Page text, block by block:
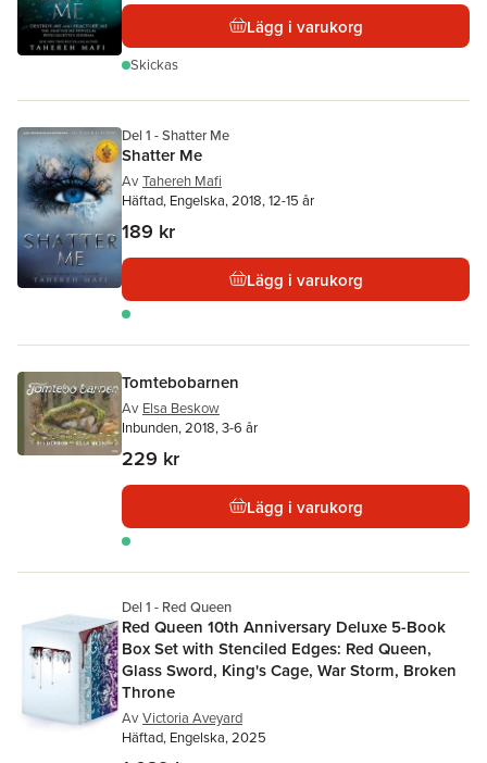
Lägg i varukorg
Skickas
Del 1 - Shatter Me
Shatter Me
Av Tahereh Mafi
Häftad, Engelska, 2018, 12-15 år
189 kr
Lägg i varukorg
Tomtebobarnen
Av Elsa Beskow
Inbunden, 2018, 3-6 år
229 kr
Lägg i varukorg
Del 1 - Red Queen
Red Queen 10th Anniversary Deluxe 5-Book
Box Set with Stenciled Edges: Red Queen,
Glass Sword, King's Cage, War Storm, Broken
Throne
Av Victoria Aveyard
Häftad, Engelska, 2025